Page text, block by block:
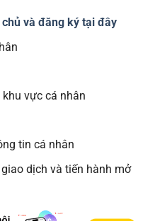
và đăng ký tại đây
vực cá nhân
tin cá nhân
dịch và tiến hành mở